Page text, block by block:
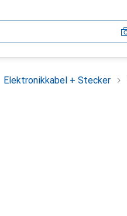
Elektronikkabel + Stecker